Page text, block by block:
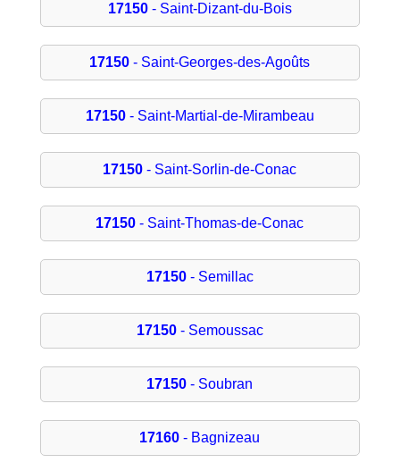
17150- Saint-Dizant-du-Bois
17150 - Saint-Georges-des-Agoûts
17150- Saint-Martial-de-Mirambeau
17150 - Saint-Sorlin-de-Conac
17150 - Saint-Thomas-de-Conac
17150- Semillac
17150- Semoussac
17150 - Soubran
17160 - Bagnizeau